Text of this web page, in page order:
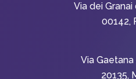
Via dei Granai
00142,
Via Gaetana
20135,